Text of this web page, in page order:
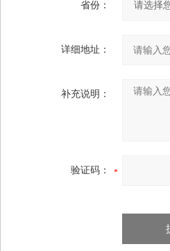
省份：
详细地址：
补充说明：
验证码：